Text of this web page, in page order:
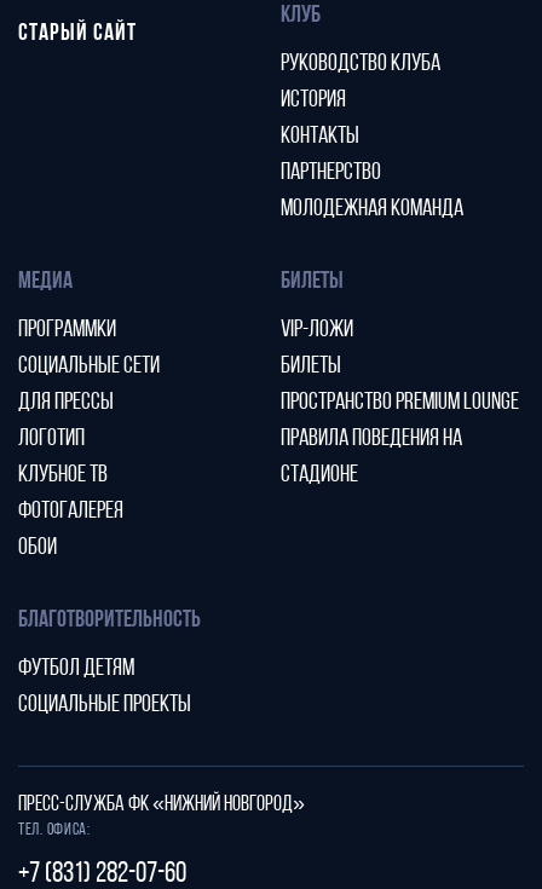
СТАРЫЙ САЙТ
КЛУБ
РУКОВОДСТВО КЛУБА
ИСТОРИЯ
КОНТАКТЫ
ПАРТНЕРСТВО
МОЛОДЕЖНАЯ КОМАНДА
МЕДИА
ПРОГРАММКИ
СОЦИАЛЬНЫЕ СЕТИ
ДЛЯ ПРЕССЫ
ЛОГОТИП
КЛУБНОЕ ТВ
ФОТОГАЛЕРЕЯ
ОБОИ
БИЛЕТЫ
VIP-ЛОЖИ
БИЛЕТЫ
ПРОСТРАНСТВО PREMIUM LOUNGE
ПРАВИЛА ПОВЕДЕНИЯ НА
СТАДИОНЕ
БЛАГОТВОРИТЕЛЬНОСТЬ
ФУТБОЛ ДЕТЯМ
СОЦИАЛЬНЫЕ ПРОЕКТЫ
ПРЕСС-СЛУЖБА ФК «НИЖНИЙ НОВГОРОД»
Тел. офиса:
+7 (831) 282-07-60